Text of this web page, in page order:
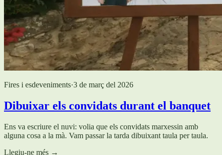
Fires i esdeveniments·3 de març del 2026
Dibuixar els convidats durant el banquet
Ens va escriure el nuvi: volia que els convidats marxessin amb
alguna cosa a la mà. Vam passar la tarda dibuixant taula per taula.
Llegiu-ne més →